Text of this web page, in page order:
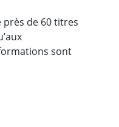
de 60 titres
sont